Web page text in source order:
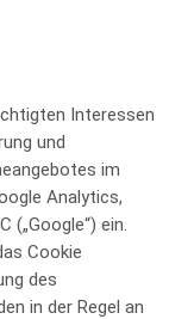
Interessen
und
im
Analytics,
(„Google“) ein.
Cookie
des
in der Regel an